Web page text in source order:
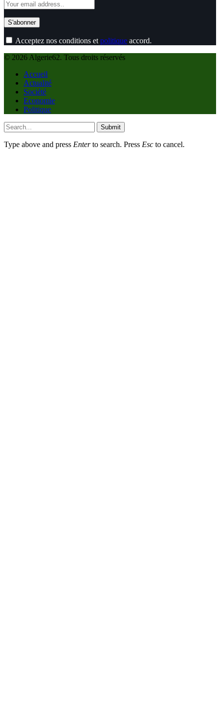
Acceptez nos conditions etpolitique accord.
© 2026 Algerie62. Tous droits réservés
Accueil
Actualité
Société
Economie
Politique
Submit
Type above and press Enterto search. Press Esc to cancel.